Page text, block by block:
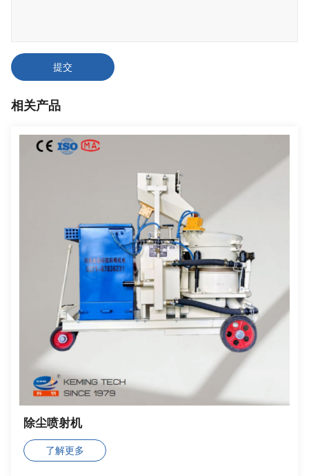
提交
相关产品
除尘喷射机
了解更多